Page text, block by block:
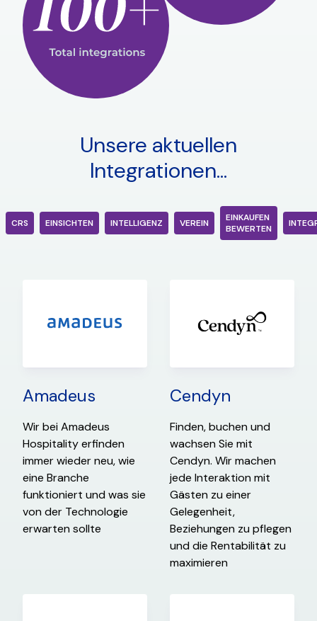
Unsere aktuellen
Integrationen...
CRS EINSICHTEN INTELLIGENZ VEREIN
EINKAUFEN
BEWERTEN
Amadeus
Wir bei Amadeus
Hospitality erfinden
immer wieder neu, wie
eine Branche
funktioniert und was sie
von der Technologie
erwarten sollte
Cendyn
Finden, buchen und
wachsen Sie mit
Cendyn. Wir machen
jede Interaktion mit
Gästen zu einer
Gelegenheit,
Beziehungen zu pflegen
und die Rentabilität zu
maximieren